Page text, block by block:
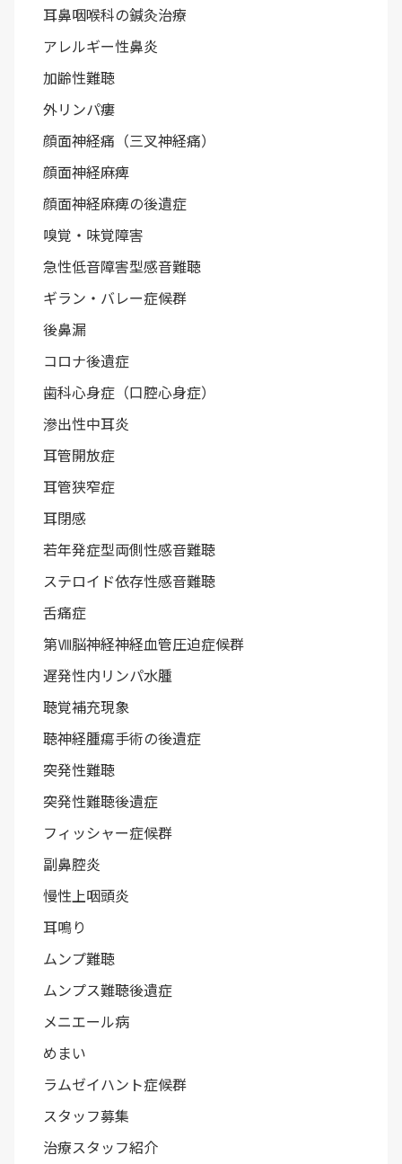
耳鼻咽喉科の鍼灸治療
アレルギー性鼻炎
加齢性難聴
外リンパ瘻
顔面神経痛（三叉神経痛）
顔面神経麻痺
顔面神経麻痺の後遺症
嗅覚・味覚障害
急性低音障害型感音難聴
ギラン・バレー症候群
後鼻漏
コロナ後遺症
歯科心身症（口腔心身症）
滲出性中耳炎
耳管開放症
耳管狭窄症
耳閉感
若年発症型両側性感音難聴
ステロイド依存性感音難聴
舌痛症
第Ⅷ脳神経神経血管圧迫症候群
遅発性内リンパ水腫
聴覚補充現象
聴神経腫瘍手術の後遺症
突発性難聴
突発性難聴後遺症
フィッシャー症候群
副鼻腔炎
慢性上咽頭炎
耳鳴り
ムンプ難聴
ムンプス難聴後遺症
メニエール病
めまい
ラムゼイハント症候群
スタッフ募集
治療スタッフ紹介